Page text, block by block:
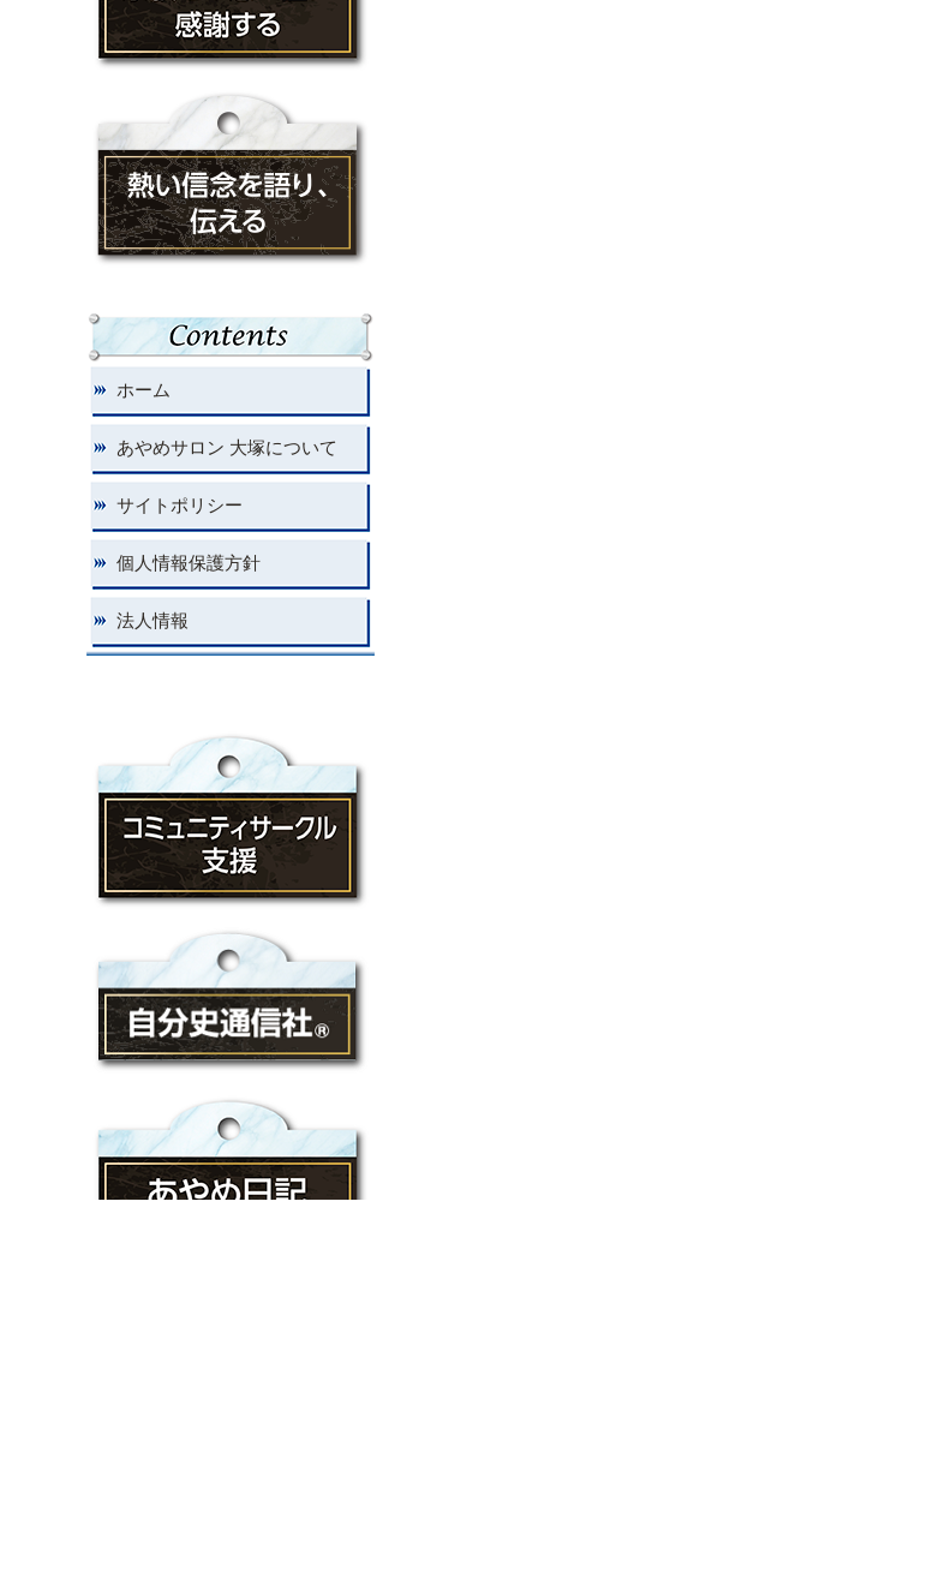
ホーム
あやめサロン 大塚について
サイトポリシー
個人情報保護方針
法人情報